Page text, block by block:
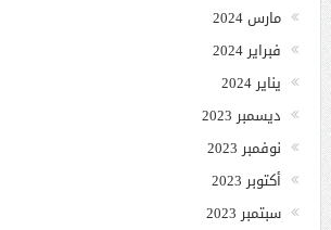
مارس 2024
فبراير 2024
يناير 2024
ديسمبر 2023
نوفمبر 2023
أكتوبر 2023
سبتمبر 2023